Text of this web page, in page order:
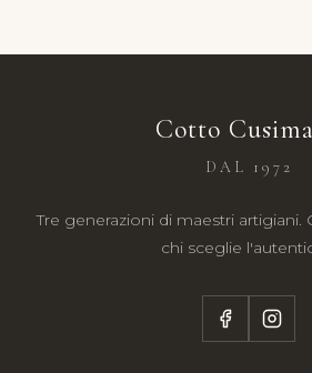
Cotto
DAL 1972
Tre generazioni di maestri
chi sceglie